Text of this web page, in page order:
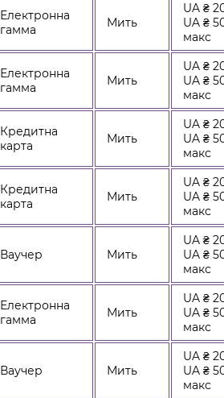
Електронна
гамма
Мить
UA ₴
UA ₴
макс
Електронна
гамма
Мить
UA ₴
UA ₴
макс
Кредитна
карта
Мить
UA ₴
UA ₴
макс
Кредитна
карта
Мить
UA ₴
UA ₴
макс
Ваучер Мить
UA ₴
UA ₴
макс
Електронна
гамма
Мить
UA ₴
UA ₴
макс
Ваучер Мить
UA ₴
UA ₴
макс